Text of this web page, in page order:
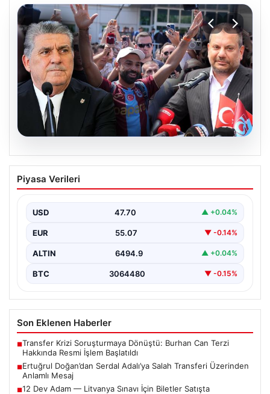
Ertuğrul Doğan’dan Serdal Adalı’ya
Salah Transferi Üzerinden Anlamlı
Trabzonspor Kulübü Başkanı Ertuğrul Doğan, son
söylentileriyle ilgili…
Piyasa Verileri
USD 47.70 ▲ +0.04%
EUR 55.07 ▼ -0.14%
ALTIN 6494.9 ▲ +0.04%
BTC 3064480 ▼ -0.15%
Son Eklenen Haberler
■Transfer Krizi Soruşturmaya Dönüştü: Burhan Can Terzi
Hakkında Resmi İşlem Başlatıldı
■Ertuğrul Doğan’dan Serdal Adalı’ya Salah Transferi Üzerinden
Anlamlı Mesaj
■12 Dev Adam — Litvanya Sınavı İçin Biletler Satışta